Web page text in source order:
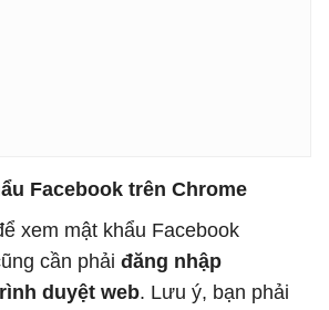
Facebook trên Chrome
xem mật khẩu Facebook
cần phải đăng nhập
duyệt web. Lưu ý, bạn phải